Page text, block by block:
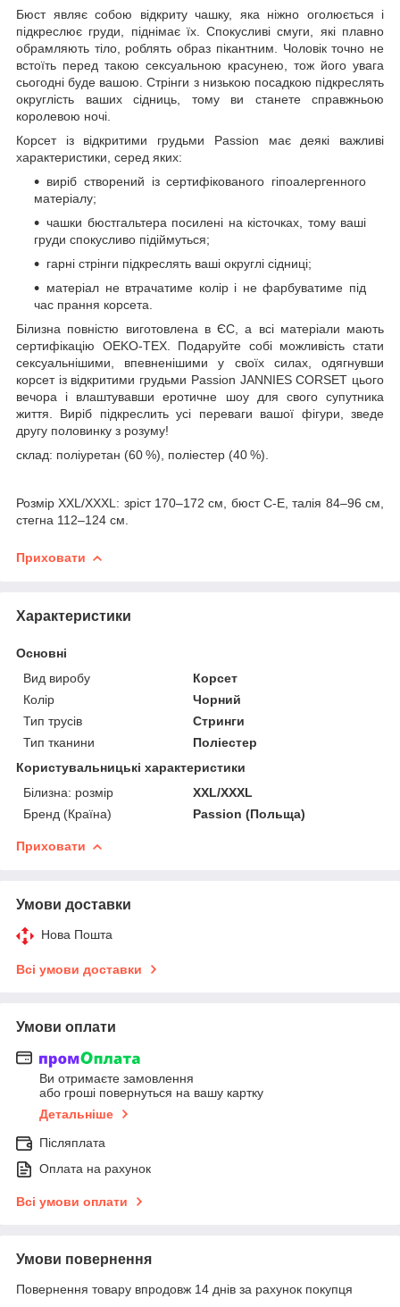
Бюст являє собою відкриту чашку, яка ніжно оголюється і
підкреслює груди, піднімає їх. Спокусливі смуги, які плавно
обрамляють тіло, роблять образ пікантним. Чоловік точно не
встоїть перед такою сексуальною красунею, тож його увага
сьогодні буде вашою. Стрінги з низькою посадкою підкреслять
округлість ваших сідниць, тому ви станете справжньою
королевою ночі.
Корсет із відкритими грудьми Passion має деякі важливі
характеристики, серед яких:
виріб створений із сертифікованого гіпоалергенного
матеріалу;
чашки бюстгальтера посилені на кісточках, тому ваші
груди спокусливо підіймуться;
гарні стрінги підкреслять ваші округлі сідниці;
матеріал не втрачатиме колір і не фарбуватиме під
час прання корсета.
Білизна повністю виготовлена в ЄС, а всі матеріали мають
сертифікацію OEKO-TEX. Подаруйте собі можливість стати
сексуальнішими, впевненішими у своїх силах, одягнувши
корсет із відкритими грудьми Passion JANNIES CORSET цього
вечора і влаштувавши еротичне шоу для свого супутника
життя. Виріб підкреслить усі переваги вашої фігури, зведе
другу половинку з розуму!
склад: поліуретан (60 %), поліестер (40 %).
Розмір XXL/XXXL: зріст 170–172 см, бюст С-Е, талія 84–96 см,
стегна 112–124 см.
Приховати
Характеристики
Основні
Вид виробу
Корсет
Колір
Чорний
Тип трусів
Стринги
Тип тканини
Поліестер
Користувальницькі характеристики
Білизна: розмір
XXL/XXXL
Бренд (Країна)
Passion (Польща)
Приховати
Умови доставки
Нова Пошта
Всі умови доставки
Умови оплати
Ви отримаєте замовлення
або гроші повернуться на вашу картку
Детальніше
Післяплата
Оплата на рахунок
Всі умови оплати
Умови повернення
Повернення товару впродовж 14 днів за рахунок покупця